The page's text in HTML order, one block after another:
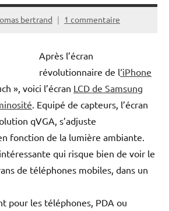
bertrand 1 commentaire
Après l’écran
révolutionnaire de l‘iPhone
», voici l’écran LCD de Samsung
. Equipé de capteurs, l’écran
qVGA, s’adjuste
fonction de la lumière ambiante.
qui risque bien de voir le
de téléphones mobiles, dans un
pour les téléphones, PDA ou